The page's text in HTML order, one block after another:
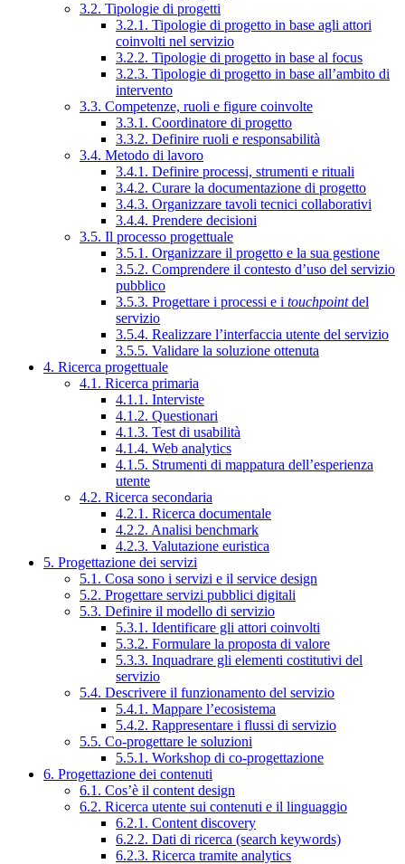
3.2. Tipologie di progetti
3.2.1. Tipologie di progetto in base agli attori
coinvolti nel servizio
3.2.2. Tipologie di progetto in base al focus
3.2.3. Tipologie di progetto in base all’ambito di
intervento
3.3. Competenze, ruoli e figure coinvolte
3.3.1. Coordinatore di progetto
3.3.2. Definire ruoli e responsabilità
3.4. Metodo di lavoro
3.4.1. Definire processi, strumenti e rituali
3.4.2. Curare la documentazione di progetto
3.4.3. Organizzare tavoli tecnici collaborativi
3.4.4. Prendere decisioni
3.5. Il processo progettuale
3.5.1. Organizzare il progetto e la sua gestione
3.5.2. Comprendere il contesto d’uso del servizio
pubblico
3.5.3. Progettare i processi e i touchpointdel
servizio
3.5.4. Realizzare l’interfaccia utente del servizio
3.5.5. Validare la soluzione ottenuta
4. Ricerca progettuale
4.1. Ricerca primaria
4.1.1. Interviste
4.1.2. Questionari
4.1.3. Test di usabilità
4.1.4. Web analytics
4.1.5. Strumenti di mappatura dell’esperienza
utente
4.2. Ricerca secondaria
4.2.1. Ricerca documentale
4.2.2. Analisi benchmark
4.2.3. Valutazione euristica
5. Progettazione dei servizi
5.1. Cosa sono i servizi e il service design
5.2. Progettare servizi pubblici digitali
5.3. Definire il modello di servizio
5.3.1. Identificare gli attori coinvolti
5.3.2. Formulare la proposta di valore
5.3.3. Inquadrare gli elementi costitutivi del
servizio
5.4. Descrivere il funzionamento del servizio
5.4.1. Mappare l’ecosistema
5.4.2. Rappresentare i flussi di servizio
5.5. Co-progettare le soluzioni
5.5.1. Workshop di co-progettazione
6. Progettazione dei contenuti
6.1. Cos’è il content design
6.2. Ricerca utente sui contenuti e il linguaggio
6.2.1. Content discovery
6.2.2. Dati di ricerca (search keywords)
6.2.3. Ricerca tramite analytics